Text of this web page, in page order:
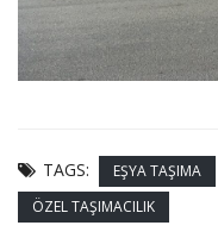
TAGS: EŞYA TAŞIMA
ÖZEL TAŞIMACILIK